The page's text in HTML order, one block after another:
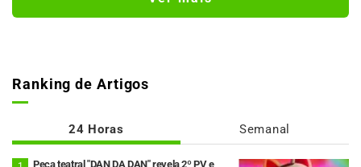
Ranking de Artigos
24 Horas Semanal
Peça teatral "DAN DA DAN" revela 2º PV e